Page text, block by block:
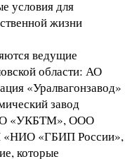
условия для
жизни
ведущие
области: АО
«Уралвагонзавод»
завод
«УКБТМ», ООО
«ГБИП России»,
которые